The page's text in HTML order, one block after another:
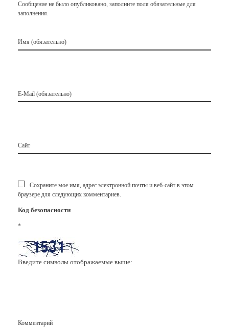
Сообщение не было опубликовано, заполните поля обязательные для
заполнения.
Имя (обязательно)
E-Mail (обязательно)
Сайт
Сохраните мое имя, адрес электронной почты и веб-сайт в этом
браузере для следующих комментариев.
Код безопасности
*
Введите символы отображаемые выше:
Комментарий